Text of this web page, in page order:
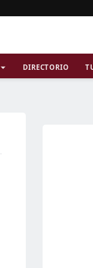
DIRECTORIO